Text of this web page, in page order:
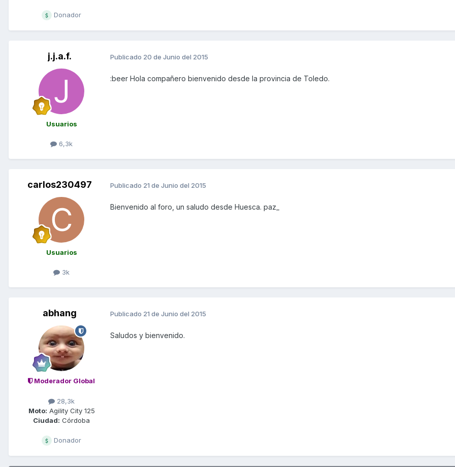
Donador
j.j.a.f.
Usuarios
6,3k
Publicado 20 de Junio del 2015
:beer Hola compañero bienvenido desde la provincia de Toledo.
carlos230497
Usuarios
3k
Publicado 21 de Junio del 2015
Bienvenido al foro, un saludo desde Huesca. paz_
abhang
Moderador Global
28,3k
Moto: Agility City 125
Ciudad: Córdoba
Donador
Publicado 21 de Junio del 2015
Saludos y bienvenido.